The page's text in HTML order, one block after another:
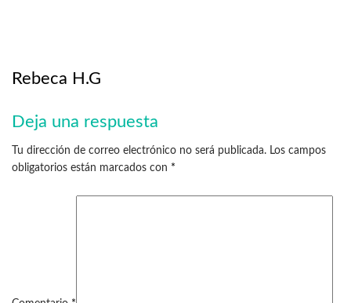
Rebeca H.G
Deja una respuesta
Tu dirección de correo electrónico no será publicada. Los campos
obligatorios están marcados con *